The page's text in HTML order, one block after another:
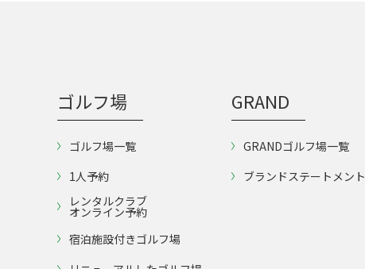
ゴルフ場
ゴルフ場一覧
1人予約
レンタルクラブ
オンライン予約
宿泊施設付きゴルフ場
GRAND
GRANDゴルフ場一覧
ブランドステートメント